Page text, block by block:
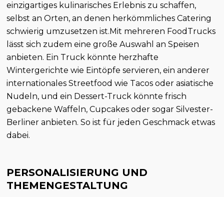
einzigartiges kulinarisches Erlebnis zu schaffen,
selbst an Orten, an denen herkömmliches Catering
schwierig umzusetzen ist.Mit mehreren FoodTrucks
lässt sich zudem eine große Auswahl an Speisen
anbieten. Ein Truck könnte herzhafte
Wintergerichte wie Eintöpfe servieren, ein anderer
internationales Streetfood wie Tacos oder asiatische
Nudeln, und ein Dessert-Truck könnte frisch
gebackene Waffeln, Cupcakes oder sogar Silvester-
Berliner anbieten. So ist für jeden Geschmack etwas
dabei.
PERSONALISIERUNG UND
THEMENGESTALTUNG